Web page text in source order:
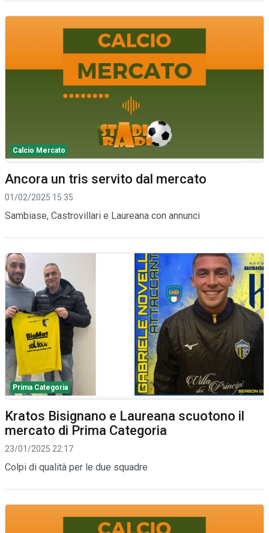
Calcio Mercato
Ancora un tris servito dal mercato
01/02/2025 15:35
Sambiase, Castrovillari e Laureana con annunci
Prima Categoria
Kratos Bisignano e Laureana scuotono il
mercato di Prima Categoria
23/01/2025 22:17
Colpi di qualità per le due squadre